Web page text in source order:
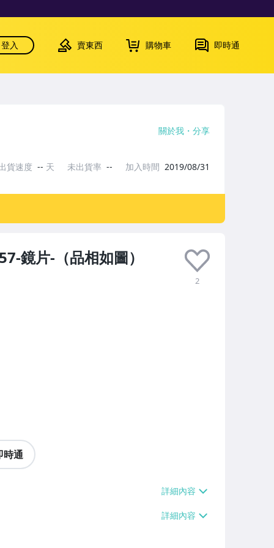
登入 賣東西 購物車 即時通
鏡片-（品相如圖）
2
時通
關於我 分享
貨速度 -- 天 未出貨率 -- 加入時間 2019/08/31